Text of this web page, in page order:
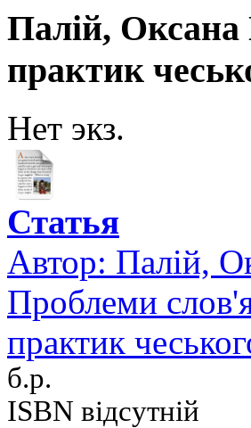
Палій, Оксана
практик
Нет экз.
Статья
Автор: Палій,
Проблеми
практик
б.р.
ISBN відсутній